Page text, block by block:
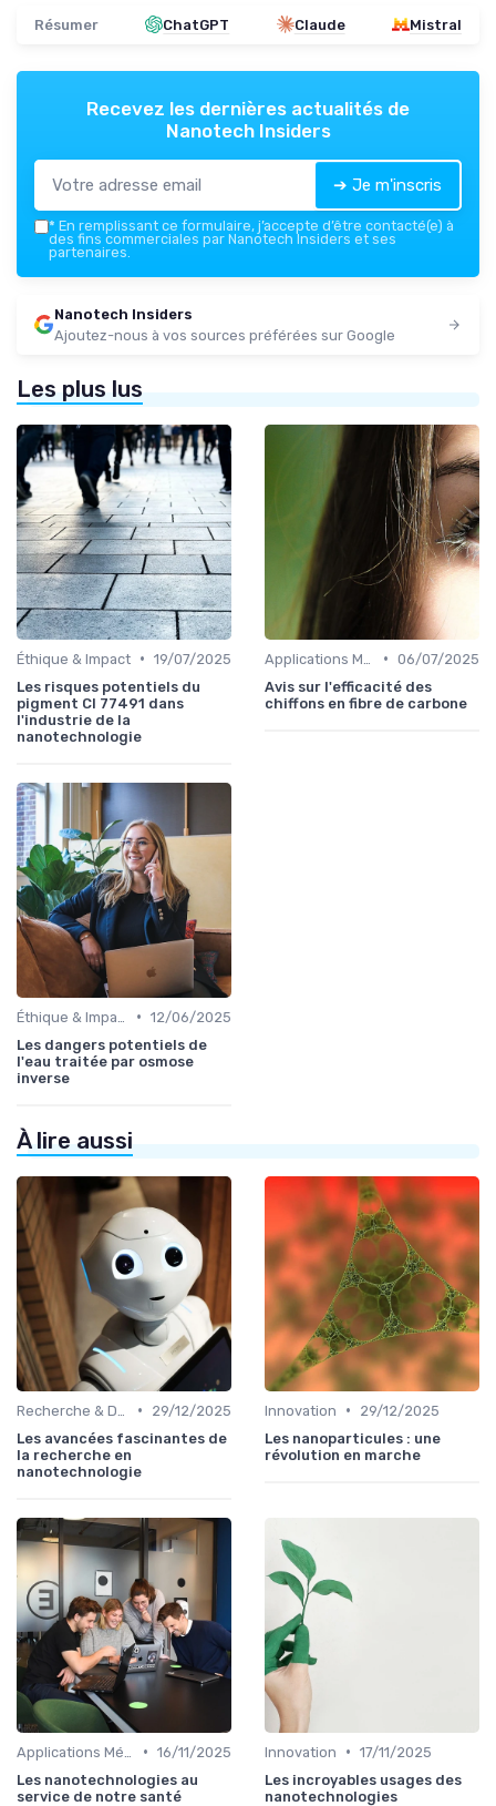
Résumer ChatGPT Claude Mistral
Recevez les dernières actualités de
Nanotech Insiders
➔ Je m'inscris
* En remplissant ce formulaire, j’accepte d’être contacté(e) à
des fins commerciales par Nanotech Insiders et ses
partenaires.
Nanotech Insiders
Ajoutez-nous à vos sources préférées sur Google
Les plus lus
Éthique & Impact • 19/07/2025
Les risques potentiels du
pigment CI 77491 dans
l'industrie de la
nanotechnologie
• 06/07/2025
Avis sur l'efficacité des
chiffons en fibre de carbone
• 12/06/2025
Les dangers potentiels de
l'eau traitée par osmose
inverse
À lire aussi
•
29/12/2025
Les avancées fascinantes de
la recherche en
nanotechnologie
Innovation •
29/12/2025
Les nanoparticules : une
révolution en marche
• 16/11/2025
Les nanotechnologies au
service de notre santé
Innovation • 17/11/2025
Les incroyables usages des
nanotechnologies